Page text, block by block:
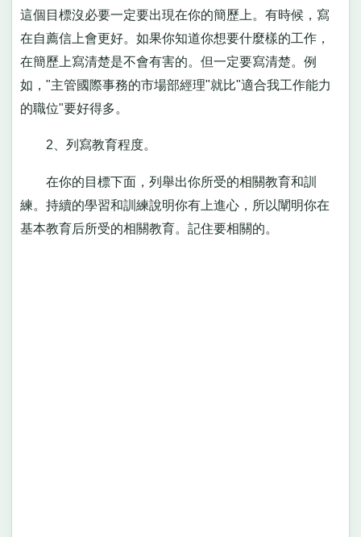
這個目標沒必要一定要出現在你的簡歷上。有時候，寫
在自薦信上會更好。如果你知道你想要什麼樣的工作，
在簡歷上寫清楚是不會有害的。但一定要寫清楚。例
如，"主管國際事務的市場部經理"就比"適合我工作能力
的職位"要好得多。
2、列寫教育程度。
在你的目標下面，列舉出你所受的相關教育和訓
練。持續的學習和訓練說明你有上進心，所以闡明你在
基本教育后所受的相關教育。記住要相關的。